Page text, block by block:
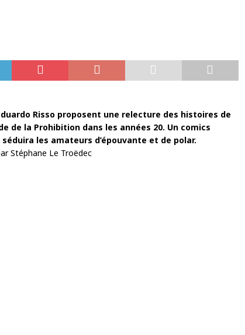
Risso proposent une relecture des histoires de
de la Prohibition dans les années 20. Un comics
les amateurs d’épouvante et de polar.
Stéphane Le Troëdec